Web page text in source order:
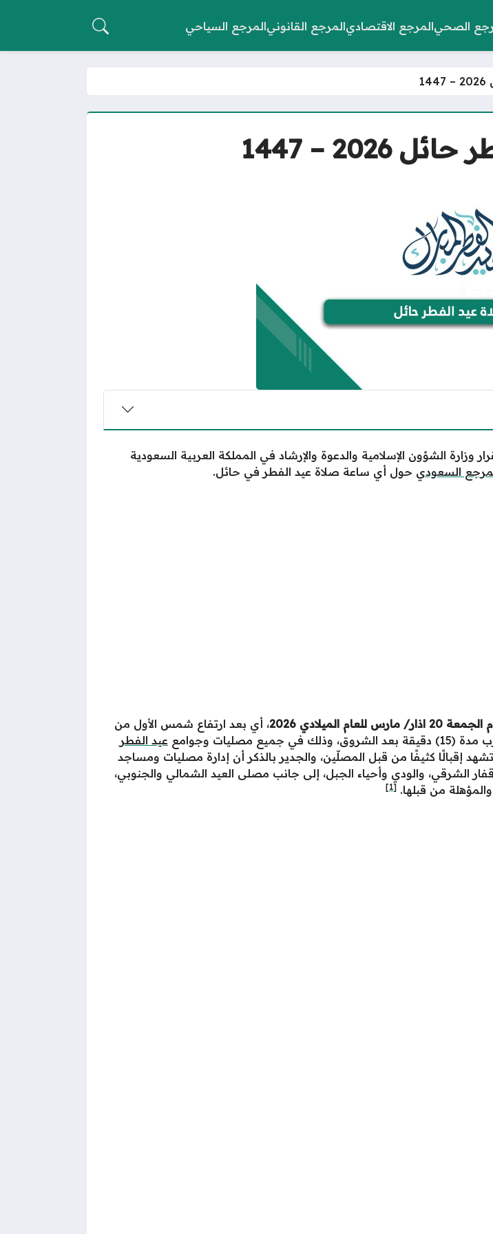
الصحيالمرجع الاقتصاديالمرجع القانونيالمرجع السياحي
– 1447
وزارة الشؤون الإسلامية والدعوة والإرشاد في المملكة العربية السعودية
السعودي حول أي ساعة صلاة عيد الفطر في حائل.
، أي بعد ارتفاع شمس الأول من
عيد الفطر
إقبالًا كثيفًا من قبل المصلّين، والجدير بالذكر أن إدارة مصليات ومساجد
في قفار الشرقي، والودي وأحياء الجبل، إلى جانب مصلى العيد الشمالي والجنوبي،
من قبلها. [1]